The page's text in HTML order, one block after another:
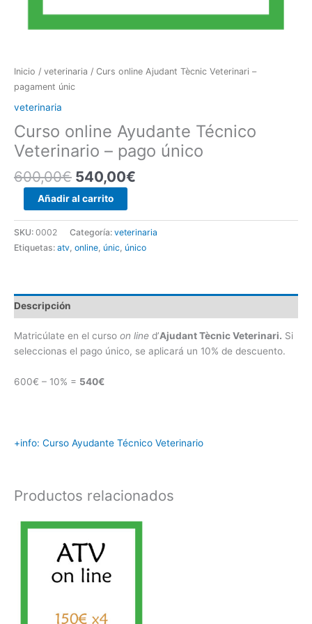
Inicio / veterinaria / Curs online Ajudant Tècnic Veterinari –
pagament únic
veterinaria
Curso online Ayudante Técnico
Veterinario – pago único
600,00€ El
precio
original
era:
600,00€.
540,00€
es:
540,00€.
online
Veterinari
únic
cantidad
Añadir al carrito
SKU: 0002 Categoría: veterinaria
Etiquetas: atv online únic único
Descripción
Matricúlate en el curso on line d’Ajudant Tècnic Veterinari. Si
seleccionas el pago único, se aplicará un 10% de descuento.
600€ – 10% = 540€
+info: Curso Ayudante Técnico Veterinario
Productos relacionados